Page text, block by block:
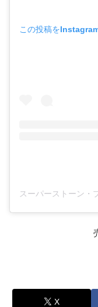
この投稿を
X